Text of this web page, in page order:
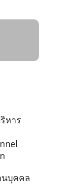
หาร
นบุคคล